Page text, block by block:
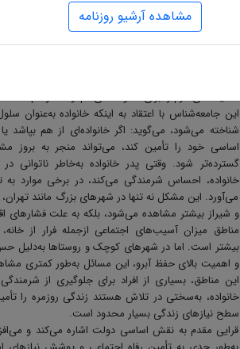
برای حل این مشکلات، فرهنگ‌سازی و آگاهی‌بخشی
خواهد بود که اولویت اصلی دولت و نهادهای
خانواده‌ها و بهبود وضعیت معیشتی آن‌ها باشد. این
سطح رفاه اجتماعی آغاز شود؛ به این معنی که دولت باید
تعاون کار و رفاه اجتماعی، به تأمین نیازهای اولیه
حمایت‌های لازم را برای خانواده‌های کم‌درآمد فراهم کند.
این جامعه‌شناس با اعتقاد به اینکه خانواده به‌عنوان
شناخته می‌شود، می‌گوید: اگر خانواده‌ای از هم بپاشد یا
اساسی خود را تأمین کند، می‌تواند منجر به بروز
گسترده‌تر شود. وقتی پدر خانواده به‌خاطر ناتوانی در
خانواده، احساس شرمندگی می‌کند، در برخی موارد به
می‌آورد. این مشکل نه تنها در شهرهای بزرگ مانند
و شیراز بیشتر مشاهده می‌شود، بلکه به علت فشارهای
مناطق میزان آسیب‌های اجتماعی ازجمله فرار از
بیشتر است. اما در شهرهای کوچک و روستاها به‌دلیل
و اهمیت بالای حفظ آبرو، این مسائل به‌طور کمتری
این مناطق، بسیاری از افراد برای جلوگیری از
خانواده، به‌سختی در تلاش‌ هستند زندگی روزمره را
سطح نیازهای زندگی بسیار محدود است.
قرایی مقدم به نقش اساسی دولت اشاره می‌کند و
مشاهده آرشیو روزنامه